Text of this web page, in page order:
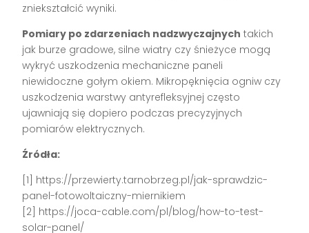
zniekształcić wyniki.
Pomiary po zdarzeniach nadzwyczajnych takich
jak burze gradowe, silne wiatry czy śnieżyce mogą
wykryć uszkodzenia mechaniczne paneli
niewidoczne gołym okiem. Mikropęknięcia ogniw czy
uszkodzenia warstwy antyrefleksyjnej często
ujawniają się dopiero podczas precyzyjnych
pomiarów elektrycznych.
Źródła:
[1] https://przewierty.tarnobrzeg.pl/jak-sprawdzic-
panel-fotowoltaiczny-miernikiem
[2] https://joca-cable.com/pl/blog/how-to-test-
solar-panel/